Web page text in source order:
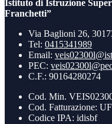
Istituto di Istruzione
Franchetti”
Via Baglioni 26,
Tel: 0415341989
Email:
PEC:
C.F.: 90164280274
Cod. Min.
Cod. Fatturazione:
Codice IPA: idisbf